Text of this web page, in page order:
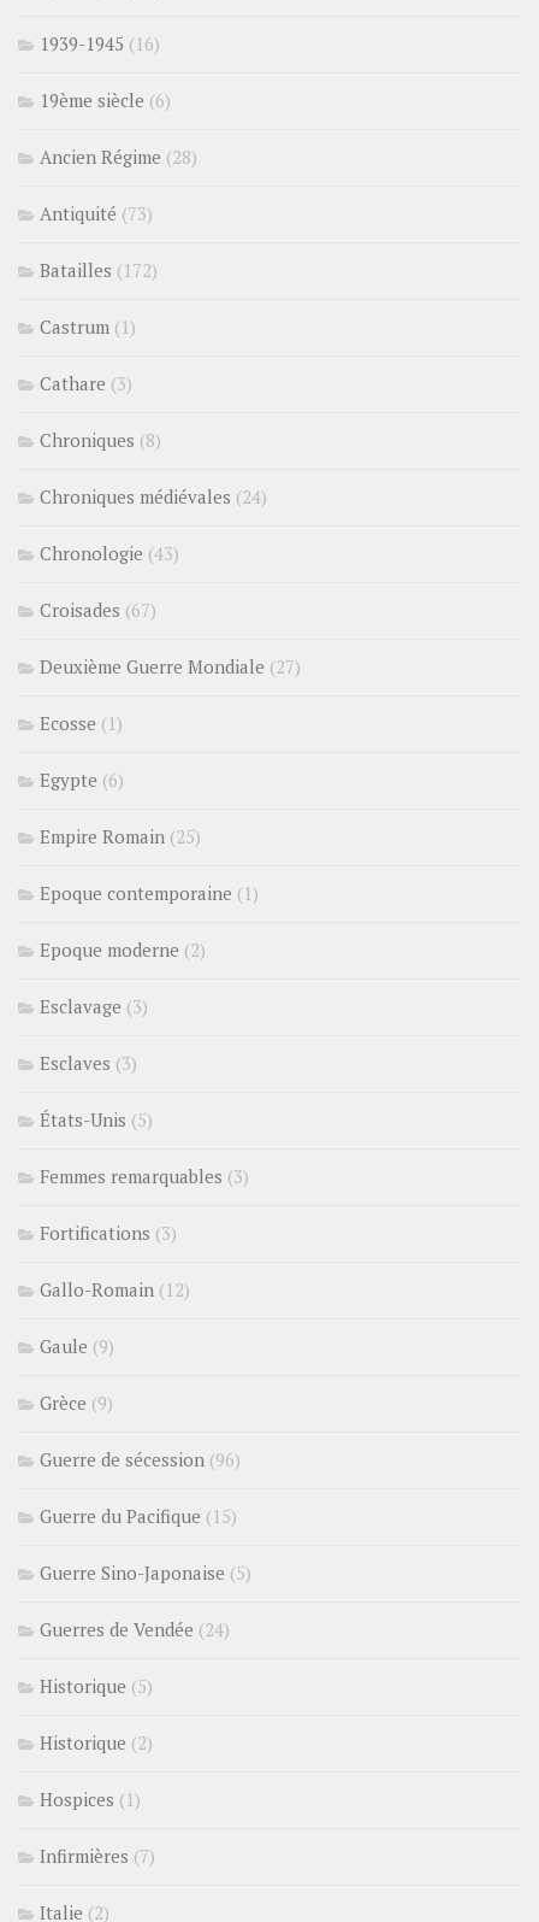
1939-1945 (16)
19ème siècle (6)
Ancien Régime (28)
Antiquité (73)
Batailles (172)
Castrum (1)
Cathare (3)
Chroniques (8)
Chroniques médiévales (24)
Chronologie (43)
Croisades (67)
Deuxième Guerre Mondiale (27)
Ecosse (1)
Egypte (6)
Empire Romain (25)
Epoque contemporaine (1)
Epoque moderne (2)
Esclavage (3)
Esclaves (3)
États-Unis (5)
Femmes remarquables (3)
Fortifications (3)
Gallo-Romain (12)
Gaule (9)
Grèce (9)
Guerre de sécession (96)
Guerre du Pacifique (15)
Guerre Sino-Japonaise (5)
Guerres de Vendée (24)
Historique (5)
Historique (2)
Hospices (1)
Infirmières (7)
Italie (2)